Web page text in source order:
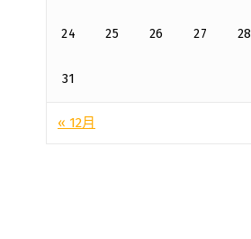
24 25 26 27 28
31
« 12月